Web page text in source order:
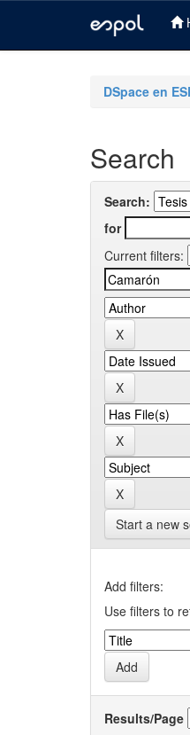
DSpace en
Search
Search:
for
Current filters:
Start a new
Add filters:
Use filters to
Results/Page